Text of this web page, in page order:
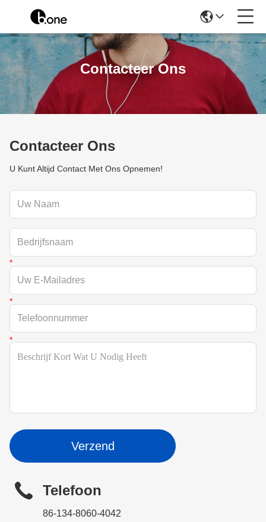
Contacteer Ons
Contacteer Ons
U Kunt Altijd Contact Met Ons Opnemen!
Verzend
Telefoon
86-134-8060-4042